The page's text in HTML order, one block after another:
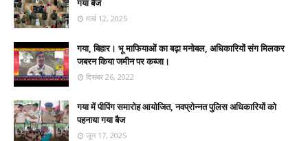
गया बैज
मार्च 12, 2025
गया, बिहार। भू माफियाओं का बढ़ा मनोबल, अधिकारियों संग मिलकर
जबरन किया जमीन पर कब्जा।
दिसंबर 26, 2022
गया में पीपिंग समारोह आयोजित, नवप्रोन्नत पुलिस अधिकारियों को
पहनाया गया बैज
जून 17, 2025